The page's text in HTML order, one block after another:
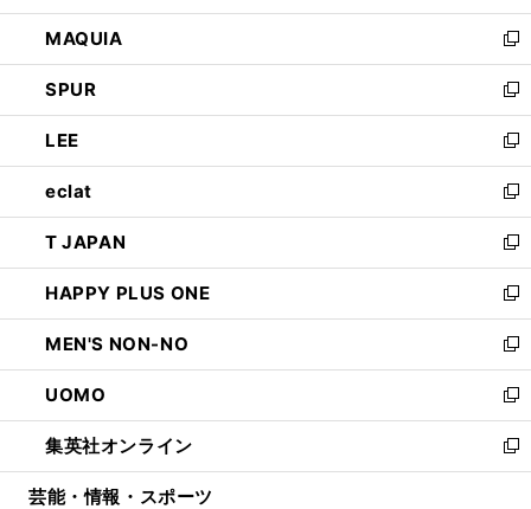
ン
ド
ウ
で
開
く
ウ
ィ
ン
ド
ウ
で
開
く
し
い
ウ
ィ
ン
ド
ウ
で
開
く
MAQUIA
新
し
い
ウ
ィ
ン
ド
ウ
で
開
く
SPUR
新
し
い
ウ
ィ
ン
ド
ウ
で
開
く
LEE
新
し
い
ウ
ィ
ン
ド
ウ
で
開
く
eclat
新
し
い
ウ
ィ
ン
ド
ウ
で
開
く
T JAPAN
新
し
い
ウ
ィ
ン
ド
ウ
で
開
HAPPY PLUS ONE
新
し
い
ウ
ィ
ン
ド
ウ
MEN'S NON-NO
新
し
い
ウ
ィ
ン
UOMO
新
し
い
ウ
集英社オンライン
新
し
芸能・情報・スポーツ